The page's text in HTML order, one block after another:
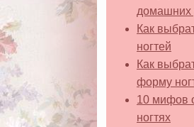
домашних
Как
ногтей
Как
форму
10 мифов
ногтях